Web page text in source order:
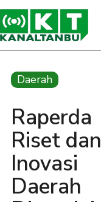
Daerah
Raperda
Riset dan
Inovasi
Daerah